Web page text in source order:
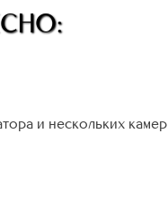
и нескольких камер